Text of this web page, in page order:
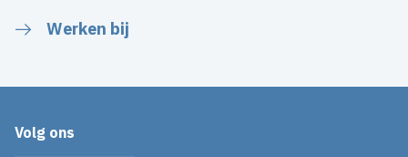
Werken bij
Volg ons